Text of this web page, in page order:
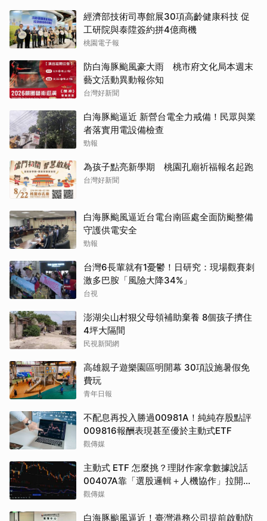
經濟部技術司專館展30項高齡健康科技 促
工研院與泰陞簽約拼4億商機
桃園電子報
防白海豚颱風豪大雨 桃市府文化局本週末
藝文活動異動報你知
台灣好新聞
白海豚颱逼近 新營台電全力戒備！民眾與業
者落實用電設備檢查
勁報
為孩子點亮新學期 桃園孔廟祈福報名起跑
台灣好新聞
白海豚颱風逼近台電台南區處全面防颱整備
守護供電安全
勁報
台灣6長輩就有1憂鬱！日研究：現場觀賽刺
激多巴胺「風險大降34%」
台視
澎湖尖山村狠父母領補助棄養 8個孩子擠住
4坪大隔間
民視新聞網
高雄親子遊樂園區明開幕 30項設施暑假免
費玩
青年日報
不配息再投入勝過00981A！純純存股點評
009816報酬表現甚至優於主動式ETF
觀傳媒
主動式 ETF 怎麼挑？理財作家拿數據說話
00407A靠「選股邏輯＋人機協作」拉開與
同類的差距
觀傳媒
白海豚颱風逼近！臺灣港務公司提前啟動防